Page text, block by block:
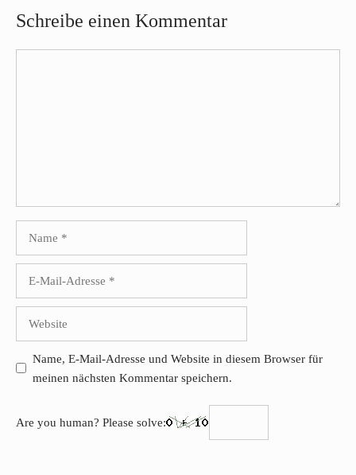
Schreibe einen Kommentar
Adresse
Name, E-Mail-Adresse und Website in diesem Browser für
meinen nächsten Kommentar speichern.
Are you human? Please solve: